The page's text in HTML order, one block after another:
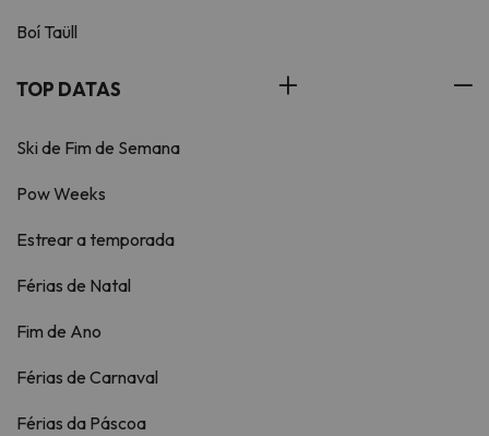
Boí Taüll
TOP DATAS
Ski de Fim de Semana
Pow Weeks
Estrear a temporada
Férias de Natal
Fim de Ano
Férias de Carnaval
Férias da Páscoa